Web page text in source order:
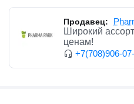
Продавец:
Широкий
ценам!
+7(708)906-